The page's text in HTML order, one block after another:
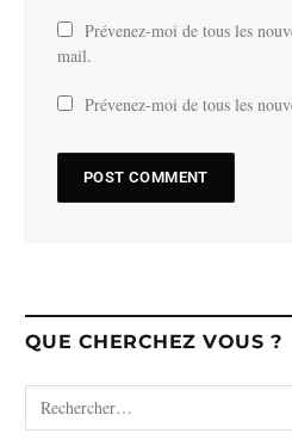
Prévenez-moi de tous les
mail.
Prévenez-moi de tous les
QUE CHERCHEZ VOUS ?